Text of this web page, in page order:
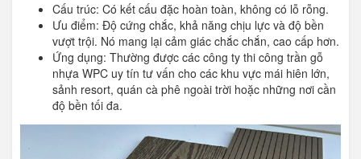
Cấu trúc: Có kết cấu đặc hoàn toàn, không có lỗ rỗng.
Ưu điểm: Độ cứng chắc, khả năng chịu lực và độ bền
vượt trội. Nó mang lại cảm giác chắc chắn, cao cấp hơn.
Ứng dụng: Thường được các công ty thi công trần gỗ
nhựa WPC uy tín tư vấn cho các khu vực mái hiên lớn,
sảnh resort, quán cà phê ngoài trời hoặc những nơi cần
độ bền tối đa.